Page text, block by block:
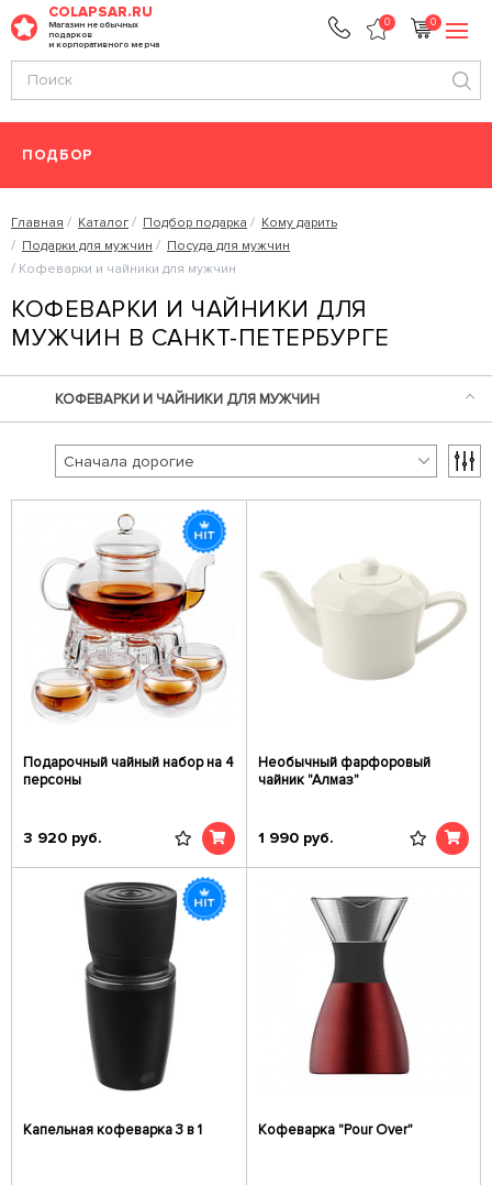
COLAPSAR.RU
Магазин необычных
подарков
и корпоративного мерча
0 0
ПОДБОР
Главная Каталог Подбор подарка
Кому дарить
Подарки для мужчин
Посуда для мужчин
Кофеварки и чайники для мужчин
КОФЕВАРКИ И ЧАЙНИКИ ДЛЯ
МУЖЧИН В САНКТ-ПЕТЕРБУРГЕ
КОФЕВАРКИ И ЧАЙНИКИ ДЛЯ МУЖЧИН
Подарочный чайный набор на 4
персоны
3 920 руб.
Необычный фарфоровый
чайник "Алмаз"
1 990 руб.
Капельная кофеварка 3 в 1 Кофеварка "Pour Over"